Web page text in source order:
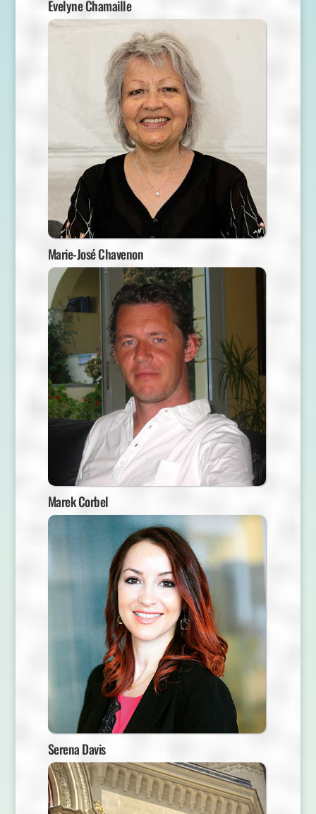
Evelyne Chamaille
Marie-José Chavenon
Marek Corbel
Serena Davis